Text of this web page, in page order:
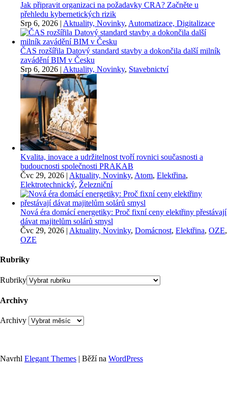
Jak připravit organizaci na požadavky CRA? Začněte u
přehledu kybernetických rizik
Srp 6, 2026 | Aktuality, Novinky, Automatizace, Digitalizace
ČAS rozšířila Datový standard stavby a dokončila další milník
zavádění BIM v Česku
Srp 6, 2026 | Aktuality, Novinky, Stavebnictví
Kvalita, inovace a udržitelnost tvoří rovnici současnosti a
budoucnosti společnosti PRAKAB
Čvc 29, 2026 | Aktuality, Novinky, Atom, Elektřina,
Elektrotechnický, Železniční
Nová éra domácí energetiky: Proč fixní ceny elektřiny přestávají
dávat majitelům solárů smysl
Čvc 29, 2026 | Aktuality, Novinky, Domácnost, Elektřina, OZE,
OZE
Rubriky
Rubriky
Archivy
Archivy
Navrhl Elegant Themes | Běží na WordPress